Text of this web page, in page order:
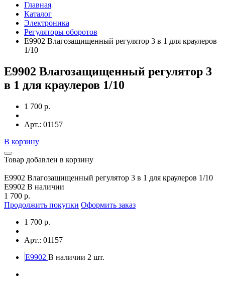
Главная
Каталог
Электроника
Регуляторы оборотов
E9902 Влагозащищенный регулятор 3 в 1 для краулеров
1/10
E9902 Влагозащищенный регулятор 3
в 1 для краулеров 1/10
1 700 р.
Арт.: 01157
В корзину
Товар добавлен в корзину
E9902 Влагозащищенный регулятор 3 в 1 для краулеров 1/10
E9902 В наличии
1 700 р.
Продолжить покупки Оформить заказ
1 700 р.
Арт.: 01157
E9902 В наличии 2 шт.